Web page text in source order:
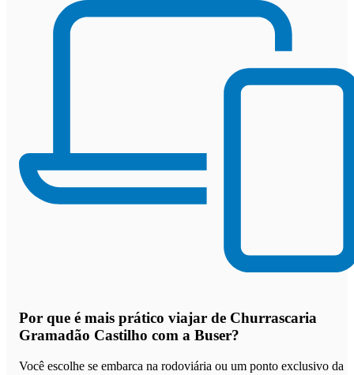
Por que é mais prático viajar de Churrascaria
Gramadão Castilho com a Buser?
Você escolhe se embarca na rodoviária ou um ponto exclusivo da